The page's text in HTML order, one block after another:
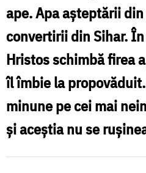
Ortodoxie
(Ioan
4,
5-
42)
/
Foto:
ape. Apa așteptării
convertirii din Sihar.
Hristos schimbă firea
îl îmbie la
minune pe cei mai
și aceștia nu se